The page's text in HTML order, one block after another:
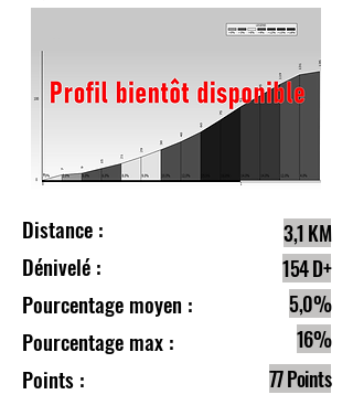
Distance :
Dénivelé :
Pourcentage moyen :
Pourcentage max :
Points :
3,1 KM
154 D+
5,0%
16%
77 Points